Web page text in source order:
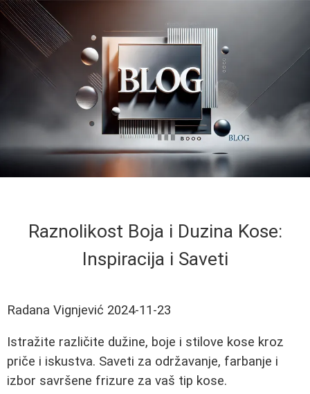
Raznolikost Boja i Duzina Kose:
Inspiracija i Saveti
Radana Vignjević 2024-11-23
Istražite različite dužine, boje i stilove kose kroz
priče i iskustva. Saveti za održavanje, farbanje i
izbor savršene frizure za vaš tip kose.